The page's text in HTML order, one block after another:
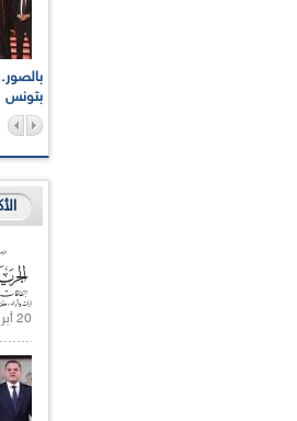
بتونس
20 أبريل 2021 |